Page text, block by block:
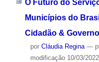
O Futuro do
Municípios do
Cidadão &
por Cláudia Regina —
modificação10/03/